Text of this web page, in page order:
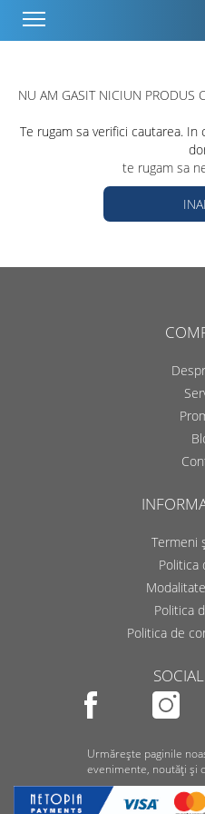
NU AM GASIT NICIUN PRODUS
Te rugam sa verifici cautarea.
te rugam sa
Termeni
Politica
Politica
Politica de
Urmărește paginile
evenimente, noutăți și